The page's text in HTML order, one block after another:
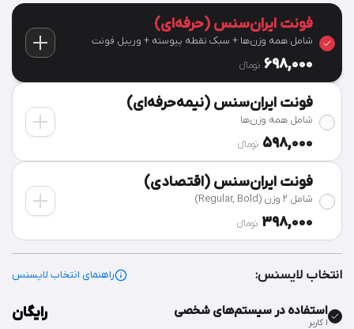
فونت ایران‌سنس (حرفه‌ای)
شامل همه وزن‌ها + سبک نقطه پیوسته + وریبل فونت
698,000 تومان‫ء‬
فونت ایران‌سنس (نیمه‌حرفه‌ای)
شامل همه وزن‌ها
598,000 تومان‫ء‬
فونت ایران‌سنس (اقتصادی)
شامل 2 وزن (Regular, Bold)
398,000 تومان‫ء‬
انتخاب لایسنس: راهنمای انتخاب لایسنس
استفاده در سیستم‌های شخصی
۱ کاربر
رایگان